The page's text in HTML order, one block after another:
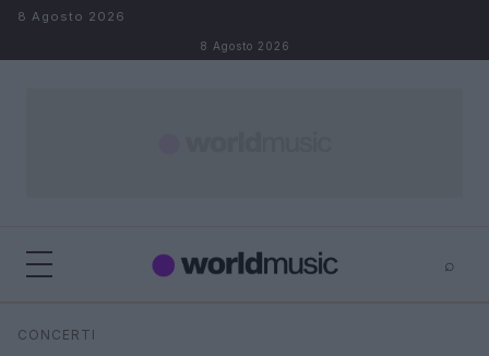
Salta al contenuto
8 Agosto 2026
8 Agosto 2026
⌕
Cerca
CONCERTI